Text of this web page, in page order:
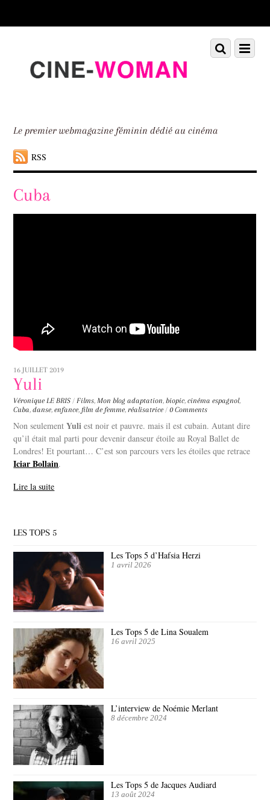
down
Le premier webmagazine féminin dédié au cinéma
RSS
Menu
Scroll
down
Cuba
16 JUILLET 2019
Yuli
Véronique LE BRIS / Films,Mon blog adaptation,biopic,cinéma espagnol,
Cuba,danse,enfance, film de femme,réalisatrice / 0 Comments
Non seulementYuli est noir et pauvre. mais il est cubain. Autant dire
qu’il était mal parti pour devenir danseur étoile au Royal Ballet de
Londres! Et pourtant… C’est son parcours vers les étoiles que retrace
Iciar Bollain.
Lire la suite
LES TOPS 5
Les Tops 5 d’Hafsia Herzi
1 avril 2026
Les Tops 5 de Lina Soualem
16 avril 2025
L’interview de Noémie Merlant
8 décembre 2024
Les Tops 5 de Jacques Audiard
13 août 2024